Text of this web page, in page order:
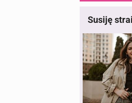
Susiję